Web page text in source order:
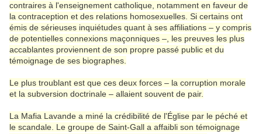
contraires à l'enseignement catholique, notamment en faveur de
la contraception et des relations homosexuelles. Si certains ont
émis de sérieuses inquiétudes quant à ses affiliations – y compris
de potentielles connexions maçonniques –, les preuves les plus
accablantes proviennent de son propre passé public et du
témoignage de ses biographes.
Le plus troublant est que ces deux forces – la corruption morale
et la subversion doctrinale – allaient souvent de pair.
La Mafia Lavande a miné la crédibilité de l'Église par le péché et
le scandale. Le groupe de Saint-Gall a affaibli son témoignage